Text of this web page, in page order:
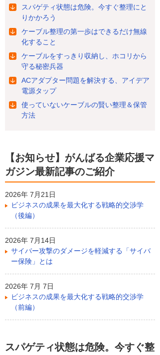
スパゲティ状態は危険。今すぐ整理にと
りかかろう
ケーブル整理の第一歩はできるだけ無線
化すること
ケーブルをすっきり収納し、ホコリから
守る秘密兵器
ACアダプター問題を解決する、アイデア
電源タップ
使っていないケーブルの賢い整理＆保管
方法
【お知らせ】がんばる企業応援マ
ガジン最新記事のご紹介
2026年 7月21日
ビジネスの成果を最大化する戦略的交渉学
（後編）
2026年 7月14日
サイバー攻撃のダメージを軽減する「サイバ
ー保険」とは
2026年 7月 7日
ビジネスの成果を最大化する戦略的交渉学
（前編）
スパゲティ状態は危険。今すぐ整